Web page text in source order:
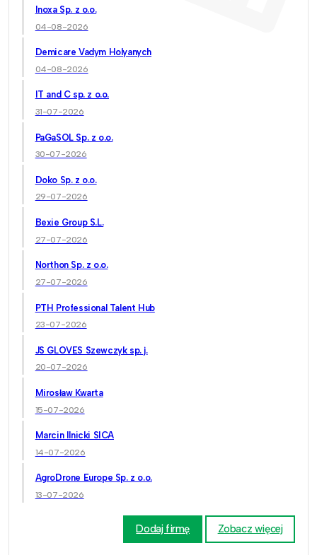
Inoxa Sp. z o.o.
04-08-2026
Demicare Vadym Holyanych
04-08-2026
IT and C sp. z o.o.
31-07-2026
PaGaSOL Sp. z o.o.
30-07-2026
Doko Sp. z o.o.
29-07-2026
Bexie Group S.L.
27-07-2026
Northon Sp. z o.o.
27-07-2026
PTH Professional Talent Hub
23-07-2026
JS GLOVES Szewczyk sp. j.
20-07-2026
Mirosław Kwarta
15-07-2026
Marcin Ilnicki SICA
14-07-2026
AgroDrone Europe Sp. z o.o.
13-07-2026
Dodaj firmę Zobacz więcej